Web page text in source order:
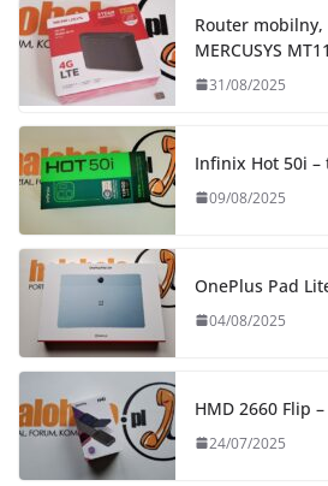
Router
MERCUSYS
31/08/2025
Infinix Hot 50i –
09/08/2025
OnePlus Pad
04/08/2025
HMD 2660 Flip
24/07/2025